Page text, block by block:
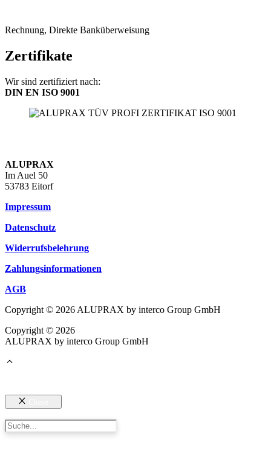
Rechnung, Direkte Banküberweisung
Zertifikate
Wir sind zertifiziert nach:
DIN EN ISO 9001
ALUPRAX
Im Auel 50
53783 Eitorf
Impressum
Datenschutz
Widerrufsbelehrung
Zahlungsinformationen
AGB
Copyright © 2026 ALUPRAX by interco Group GmbH
Copyright © 2026
ALUPRAX by interco Group GmbH